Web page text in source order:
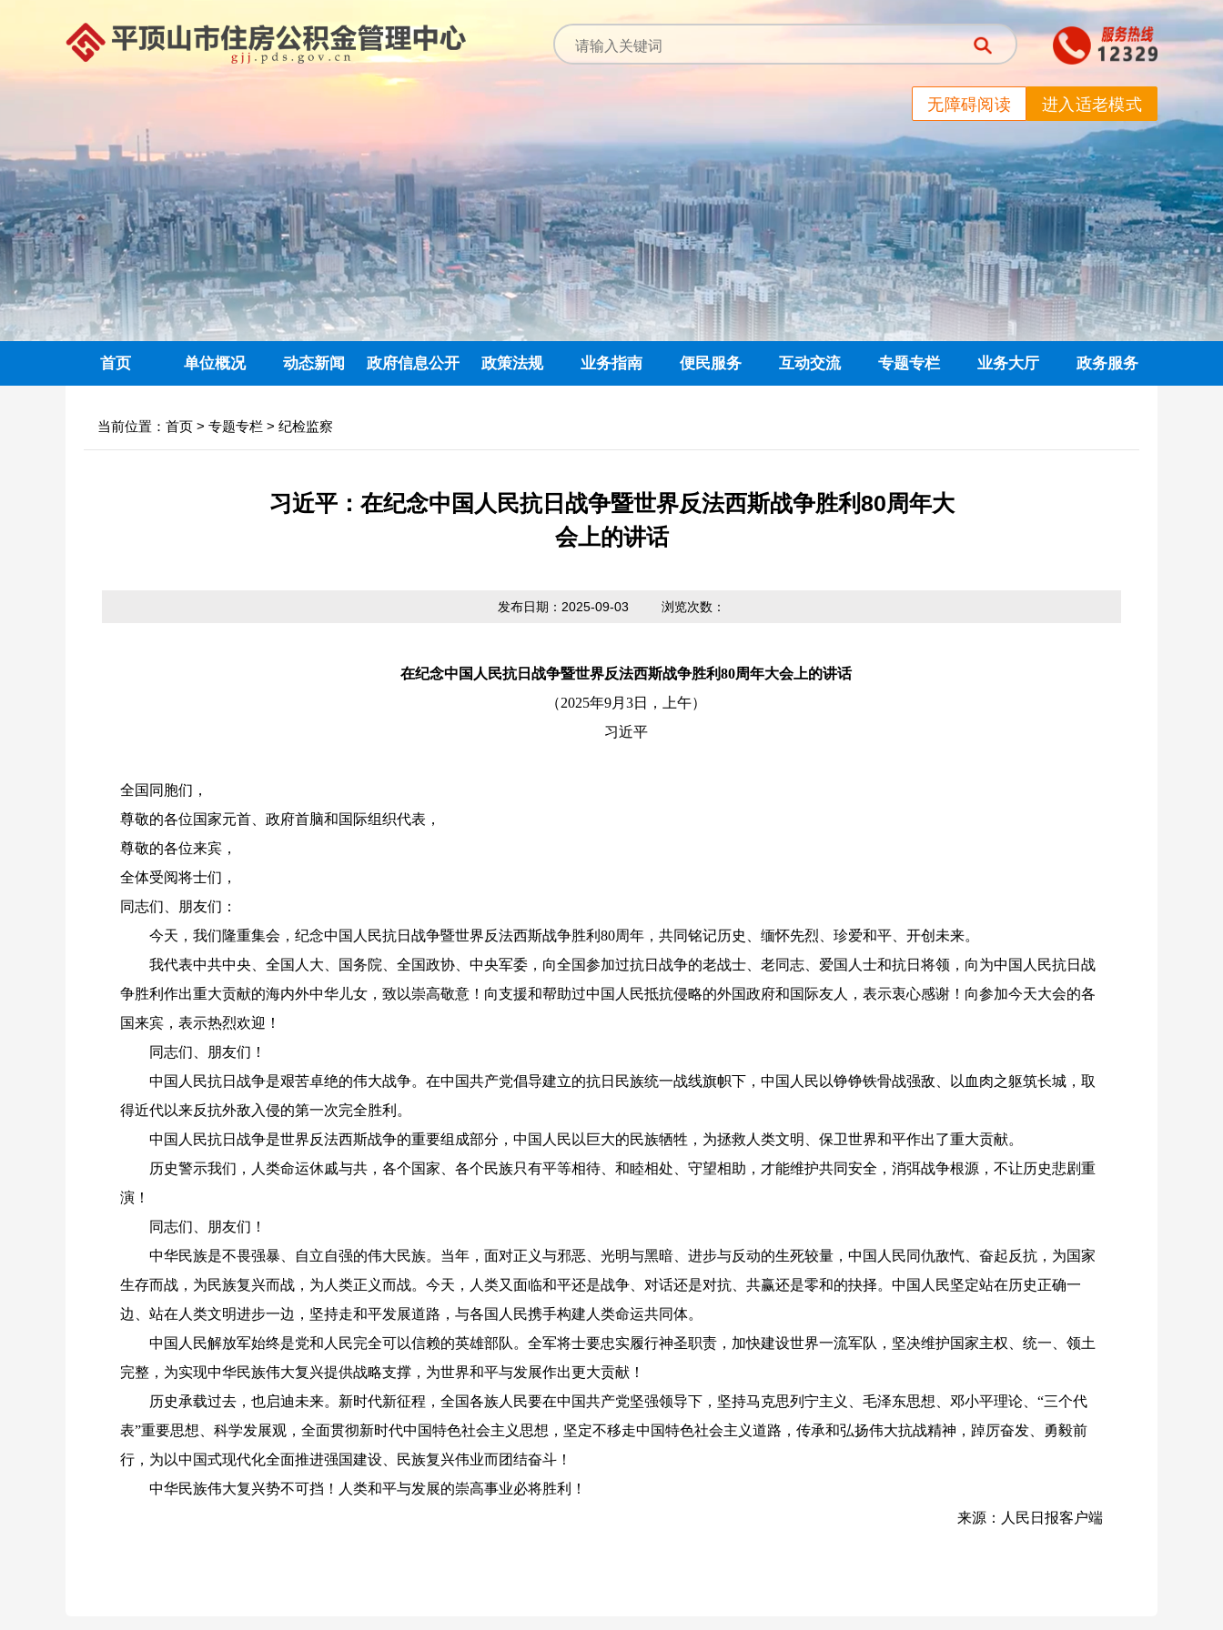
进入适老模式
无障碍阅读
首页 单位概况
中心领导
动态新闻
行业新闻
政府信息公开
信息公开制度
政府信息公开
年度报告
政策法规
国家政策法规
省级政策法规
市中心政策法
政策解读
业务指南
提取业务指南
贷款业务指南
便民服务
利率公告
常见问题
互动交流
互动反馈
意见征集
专题专栏
纪检监察
优化营商环境
业务大厅
省政务大厅
政务服务
当前位置： 首页 > 专题专栏 > 纪检监察
习近平：在纪念中国人民抗日战争暨世界反法西斯战争胜利80周年大
会上的讲话
发布日期：2025-09-03 浏览次数：
在纪念中国人民抗日战争暨世界反法西斯战争胜利80周年大会上的讲话
（2025年9月3日，上午）
习近平
全国同胞们，
尊敬的各位国家元首、政府首脑和国际组织代表，
尊敬的各位来宾，
全体受阅将士们，
同志们、朋友们：
今天，我们隆重集会，纪念中国人民抗日战争暨世界反法西斯战争胜利 80周年，共同铭记历史、缅怀先烈、珍爱和平、开创未来。
我代表中共中央、全国人大、国务院、全国政协、中央军委，向全国参加过抗日战争的老战士、老同志、爱国人士和抗日将领，向为中国人民抗日战
争胜利作出重大贡献的海内外中华儿女，致以崇高敬意！向支援和帮助过中国人民抵抗侵略的外国政府和国际友人，表示衷心感谢！向参加今天大会的各
国来宾，表示热烈欢迎！
同志们、朋友们！
中国人民抗日战争是艰苦卓绝的伟大战争。在中国共产党倡导建立的抗日民族统一战线旗帜下，中国人民以铮铮铁骨战强敌、以血肉之躯筑长城，取
得近代以来反抗外敌入侵的第一次完全胜利。
中国人民抗日战争是世界反法西斯战争的重要组成部分，中国人民以巨大的民族牺牲，为拯救人类文明、保卫世界和平作出了重大贡献。
历史警示我们，人类命运休戚与共，各个国家、各个民族只有平等相待、和睦相处、守望相助，才能维护共同安全，消弭战争根源，不让历史悲剧重
演！
同志们、朋友们！
中华民族是不畏强暴、自立自强的伟大民族。当年，面对正义与邪恶、光明与黑暗、进步与反动的生死较量，中国人民同仇敌忾、奋起反抗，为国家
生存而战，为民族复兴而战，为人类正义而战。今天，人类又面临和平还是战争、对话还是对抗、共赢还是零和的抉择。中国人民坚定站在历史正确一
边、站在人类文明进步一边，坚持走和平发展道路，与各国人民携手构建人类命运共同体。
中国人民解放军始终是党和人民完全可以信赖的英雄部队。全军将士要忠实履行神圣职责，加快建设世界一流军队，坚决维护国家主权、统一、领土
完整，为实现中华民族伟大复兴提供战略支撑，为世界和平与发展作出更大贡献！
历史承载过去，也启迪未来。新时代新征程，全国各族人民要在中国共产党坚强领导下，坚持马克思列宁主义、毛泽东思想、邓小平理论、 “三个代
表”重要思想、科学发展观，全面贯彻新时代中国特色社会主义思想，坚定不移走中国特色社会主义道路，传承和弘扬伟大抗战精神，踔厉奋发、勇毅前
行，为以中国式现代化全面推进强国建设、民族复兴伟业而团结奋斗！
中华民族伟大复兴势不可挡！人类和平与发展的崇高事业必将胜利！
来源：人民日报客户端